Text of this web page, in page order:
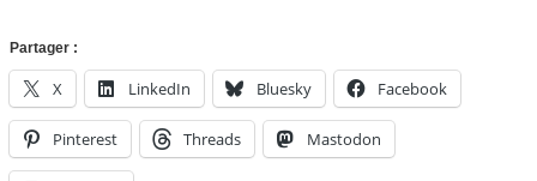
Partager :
X LinkedIn Bluesky Facebook
Pinterest Threads Mastodon